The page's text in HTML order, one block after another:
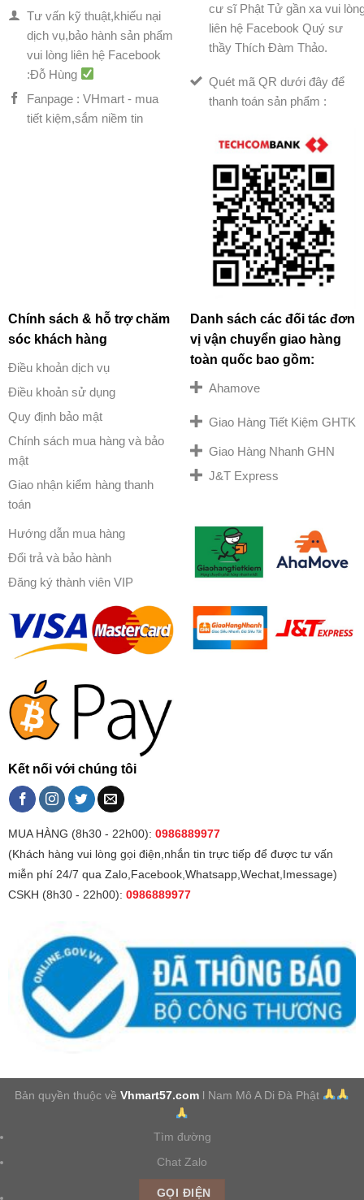
Tư vấn kỹ thuật,khiếu nại
dịch vụ,bảo hành sản phẩm
vui lòng liên hệ Facebook
:Đỗ Hùng
Fanpage : VHmart - mua
tiết kiệm,sắm niềm tin
cư sĩ Phật Tử gần xa vui
liên hệ Facebook Quý sư
thầy Thích Đàm Thảo.
Quét mã QR dưới đây để
thanh toán sản phẩm :
Chính sách & hỗ trợ chăm
sóc khách hàng
Điều khoản dịch vụ
Điều khoản sử dụng
Quy định bảo mật
Chính sách mua hàng và bảo
mật
Giao nhận kiểm hàng thanh
toán
Hướng dẫn mua hàng
Đổi trả và bảo hành
Đăng ký thành viên VIP
Danh sách các đối tác đơn
vị vận chuyển giao hàng
toàn quốc bao gồm:
Ahamove
Giao Hàng Tiết Kiệm GHTK
Giao Hàng Nhanh GHN
J&T Express
Kết nối với chúng tôi
MUA HÀNG (8h30 - 22h00): 0986889977
(Khách hàng vui lòng gọi điện,nhắn tin trực tiếp để được tư vấn
miễn phí 24/7 qua Zalo,Facebook,Whatsapp,Wechat,Imessage)
CSKH (8h30 - 22h00): 0986889977
Bản quyền thuộc vềVhmart57.com l Nam Mô A Di Đà Phật
Tìm đường
Chat Zalo
GỌI ĐIỆN